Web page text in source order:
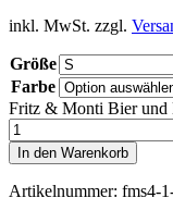
inkl. MwSt. zzgl.
Größe
Farbe
Fritz & Monti Bier und
In den Warenkorb
Artikelnummer: fms4-